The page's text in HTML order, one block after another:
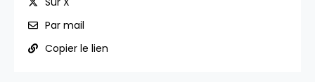
Par mail
Copier le lien